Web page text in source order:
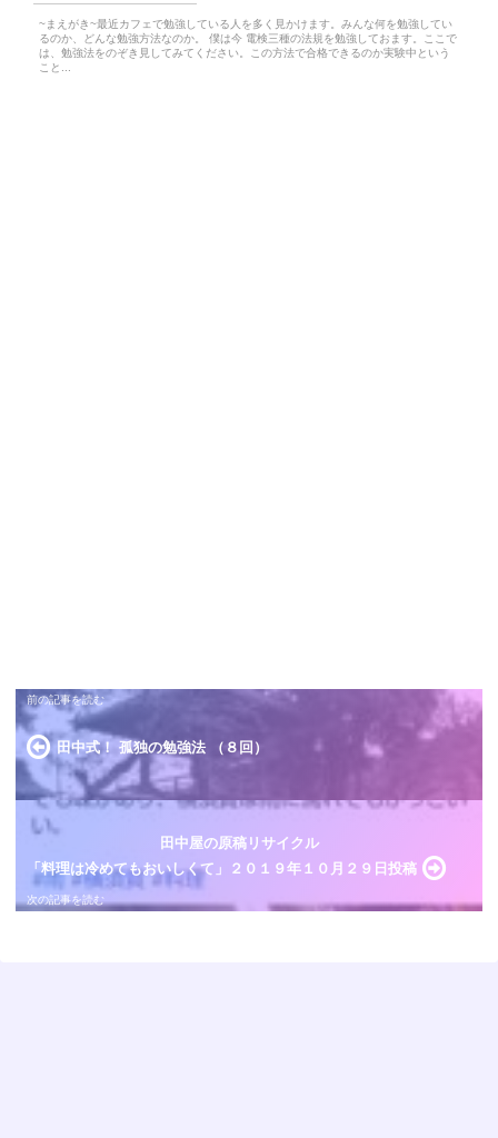
~まえがき~最近カフェで勉強している人を多く見かけます。みんな何を勉強してい
るのか、どんな勉強方法なのか。 僕は今 電検三種の法規を勉強しておます。ここで
は、勉強法をのぞき見してみてください。この方法で合格できるのか実験中という
こと...
田中式！ 孤独の勉強法 （８回）
田中屋の原稿リサイクル
「料理は冷めてもおいしくて」２０１９年１０月２９日投稿